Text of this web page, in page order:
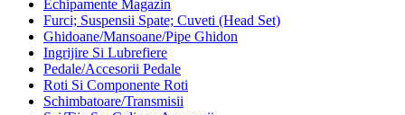
Echipamente Magazin
Furci; Suspensii Spate; Cuveti (Head Set)
Ghidoane/Mansoane/Pipe Ghidon
Ingrijire Si Lubrefiere
Pedale/Accesorii Pedale
Roti Si Componente Roti
Schimbatoare/Transmisii